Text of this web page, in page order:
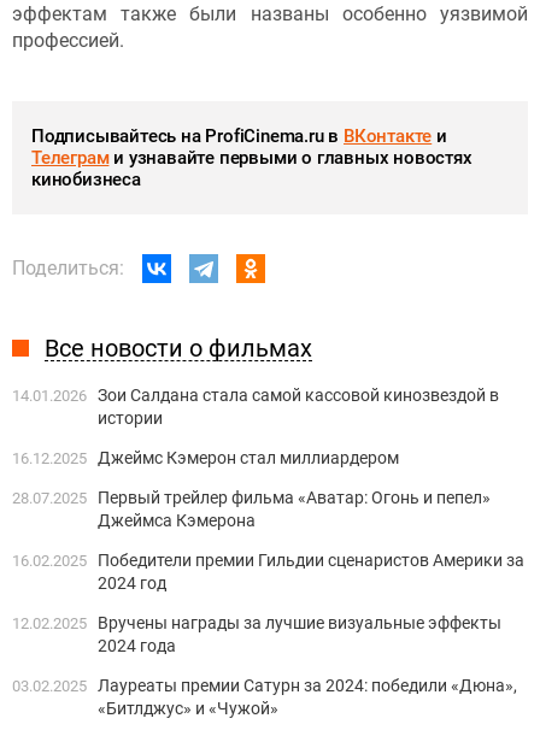
эффектам также были названы особенно уязвимой
профессией.
Подписывайтесь на ProfiCinema.ru в ВКонтакте и
Телеграми узнавайте первыми о главных новостях
кинобизнеса
Поделиться:
Все новости о фильмах
14.01.2026 Зои Салдана стала самой кассовой кинозвездой в
истории
16.12.2025 Джеймс Кэмерон стал миллиардером
28.07.2025
Первый трейлер фильма «Аватар: Огонь и пепел»
Джеймса Кэмерона
16.02.2025
Победители премии Гильдии сценаристов Америки за
2024 год
12.02.2025
Вручены награды за лучшие визуальные эффекты
2024 года
03.02.2025
Лауреаты премии Сатурн за 2024: победили «Дюна»,
«Битлджус» и «Чужой»